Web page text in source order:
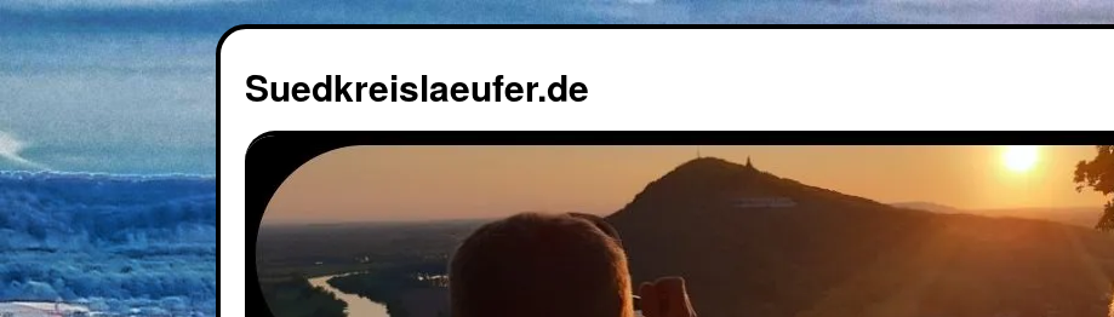
Suedkreislaeufer.de